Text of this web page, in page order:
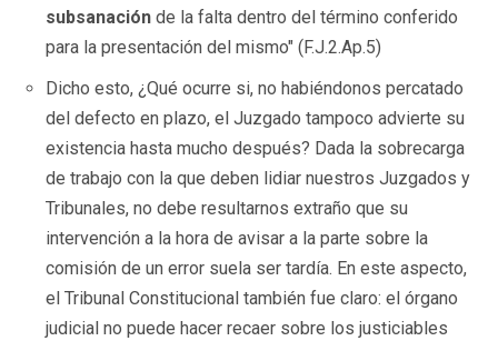
subsanación de la falta dentro del término conferido
para la presentación del mismo" (F.J.2.Ap.5)
Dicho esto, ¿Qué ocurre si, no habiéndonos percatado
del defecto en plazo, el Juzgado tampoco advierte su
existencia hasta mucho después? Dada la sobrecarga
de trabajo con la que deben lidiar nuestros Juzgados y
Tribunales, no debe resultarnos extraño que su
intervención a la hora de avisar a la parte sobre la
comisión de un error suela ser tardía. En este aspecto,
el Tribunal Constitucional también fue claro: el órgano
judicial no puede hacer recaer sobre los justiciables